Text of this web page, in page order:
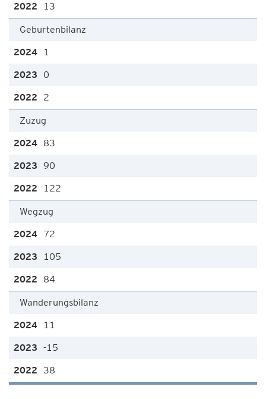
13
Geburtenbilanz
1
0
2
Zuzug
83
90
122
Wegzug
72
105
84
Wanderungsbilanz
11
-15
38